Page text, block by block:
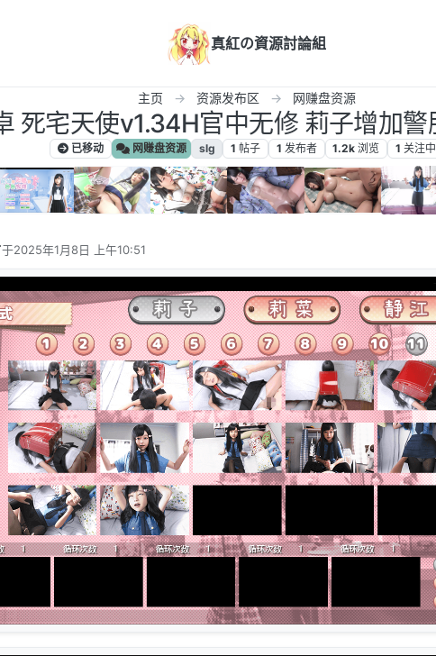
真紅の資源討論組
主页 资源发布区 网赚盘资源
死宅天使v1.34H官中无修 莉子增加警
已移动 网赚盘资源 slg 1 帖子 1 发布者 1.2k 浏览 1 关注中
2025年1月8日 上午10:51
由 编辑